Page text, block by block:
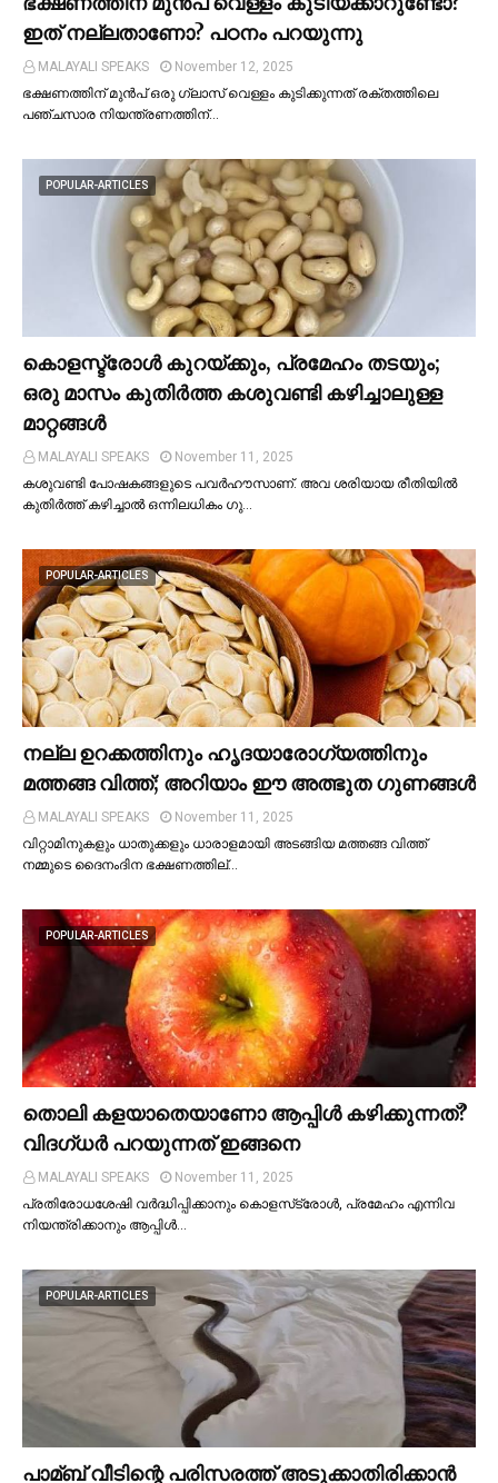
ഇത് നല്ലതാണോ? പഠനം പറയുന്നു
MALAYALI SPEAKS
November 12, 2025
ഭക്ഷണത്തിന് മുന്‍പ് ഒരു ഗ്ലാസ് വെള്ളം കുടിക്കുന്നത് രക്തത്തിലെ
പഞ്ചസാര നിയന്ത്രണത്തിന്…
POPULAR-ARTICLES
കൊളസ്ട്രോള്‍ കുറയ്ക്കും, പ്രമേഹം തടയും;
ഒരു മാസം കുതിര്‍ത്ത കശുവണ്ടി കഴിച്ചാലുള്ള
മാറ്റങ്ങള്‍
MALAYALI SPEAKS
November 11, 2025
കശുവണ്ടി പോഷകങ്ങളുടെ പവർഹൗസാണ്. അവ ശരിയായ രീതിയില്‍
കുതിർത്ത് കഴിച്ചാല്‍ ഒന്നിലധികം ഗു…
POPULAR-ARTICLES
നല്ല ഉറക്കത്തിനും ഹൃദയാരോഗ്യത്തിനും
മത്തങ്ങ വിത്ത്; അറിയാം ഈ അത്ഭുത ഗുണങ്ങള്‍
MALAYALI SPEAKS
November 11, 2025
വിറ്റാമിനുകളും ധാതുക്കളും ധാരാളമായി അടങ്ങിയ മത്തങ്ങ വിത്ത്
നമ്മുടെ ദൈനംദിന ഭക്ഷണത്തില്…
POPULAR-ARTICLES
തൊലി കളയാതെയാണോ ആപ്പിള്‍ കഴിക്കുന്നത്?
വിദഗ്ധര്‍ പറയുന്നത് ഇങ്ങനെ
MALAYALI SPEAKS
November 11, 2025
പ്രതിരോധശേഷി വർദ്ധിപ്പിക്കാനും കൊളസ്‌ട്രോള്‍, പ്രമേഹം എന്നിവ
നിയന്ത്രിക്കാനും ആപ്പിള്‍…
POPULAR-ARTICLES
പാമ്ബ് വീടിന്റെ പരിസരത്ത് അടുക്കാതിരിക്കാൻ